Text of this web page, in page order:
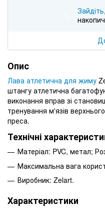
Зайдіть
Опис
Лава атлетична для жиму
штангу атлетична
виконання вправ зі
тренування м'язів
преса.
Технічні
Матеріал: PVC, метал;
Максимальна вага
Виробник: Zelart.
Характеристики